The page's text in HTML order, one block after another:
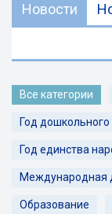
Новости
Все категории
Год
Год единства
Международная
Образование